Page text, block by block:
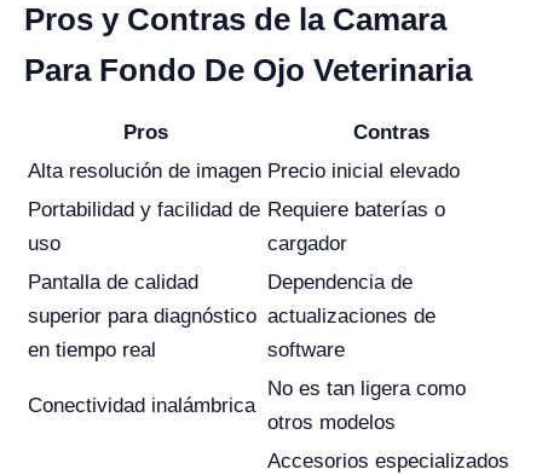
Pros y Contras de la Camara
Para Fondo De Ojo Veterinaria
Pros
Contras
Alta resolución de imagen Precio inicial elevado
Portabilidad y facilidad de
uso
Requiere baterías o
cargador
Pantalla de calidad
superior para diagnóstico
en tiempo real
Dependencia de
actualizaciones de
software
Conectividad inalámbrica
No es tan ligera como
otros modelos
Accesorios especializados